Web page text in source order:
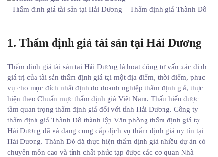
Thẩm định giá tài sản tại Hải Dương – Thẩm định giá Thành Đô
1. Thẩm định giá tài sản tại Hải Dương
Thẩm định giá tài sản tại Hải Dương là hoạt động tư vấn xác định
giá trị của tài sản thẩm định giá tại một địa điểm, thời điểm, phục
vụ cho mục đích nhất định do doanh nghiệp thẩm định giá, thực
hiện theo Chuẩn mực thẩm định giá Việt Nam. Thấu hiểu được
tầm quan trọng thẩm định giá đối với tỉnh Hải Dương. Công ty
thẩm định giá Thành Đô thành lập Văn phòng thẩm định giá tại
Hải Dương đã và đang cung cấp dịch vụ thẩm định giá uy tín tại
Hải Dương. Thành Đô đã thực hiện thẩm định giá nhiều dự án có
chuyên môn cao và tính chất phức tạp được các cơ quan Nhà